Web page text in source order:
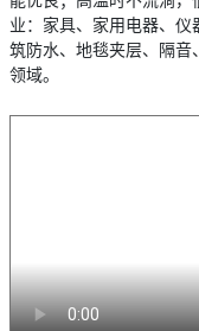
业：家具、家用电器、
筑防水、地毯夹层、隔
领域。